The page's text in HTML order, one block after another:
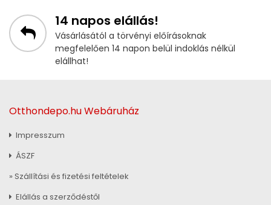
14 napos elállás!
Vásárlásától a törvényi előírásoknak
megfelelően 14 napon belül indoklás nélkül
elállhat!
Otthondepo.hu Webáruház
Impresszum
ÁSZF
» Szállítási és fizetési feltételek
Elállás a szerződéstől